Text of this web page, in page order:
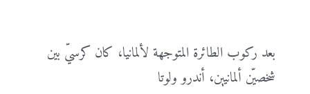
بعد ركوب الطائرة المتوجهة لألمانيا، كان كرسيّ بين
شخصيّن ألمانيين، أندرو ولوتا